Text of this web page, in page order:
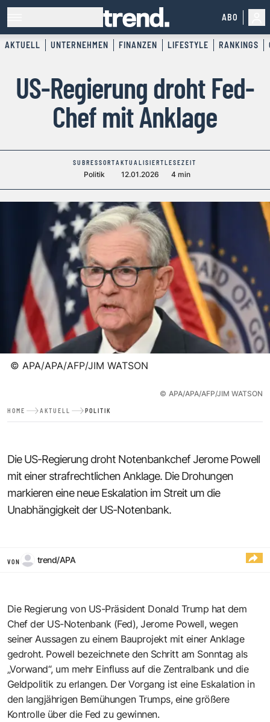
ABO
AKTUELL UNTERNEHMEN FINANZEN LIFESTYLE RANKINGS
US-Regierung droht Fed-
Chef mit Anklage
SUBRESSORT
Politik
AKTUALISIERT
12.01.2026
LESEZEIT
4 min
© APA/APA/AFP/JIM WATSON
© APA/APA/AFP/JIM WATSON
HOME AKTUELL POLITIK
Die US-Regierung droht Notenbankchef Jerome Powell
mit einer strafrechtlichen Anklage. Die Drohungen
markieren eine neue Eskalation im Streit um die
Unabhängigkeit der US-Notenbank.
VON trend/APA
Die Regierung von US-Präsident Donald Trump hat dem
Chef der US-Notenbank (Fed), Jerome Powell, wegen
seiner Aussagen zu einem Bauprojekt mit einer Anklage
gedroht. Powell bezeichnete den Schritt am Sonntag als
„Vorwand“, um mehr Einfluss auf die Zentralbank und die
Geldpolitik zu erlangen. Der Vorgang ist eine Eskalation in
den langjährigen Bemühungen Trumps, eine größere
Kontrolle über die Fed zu gewinnen.